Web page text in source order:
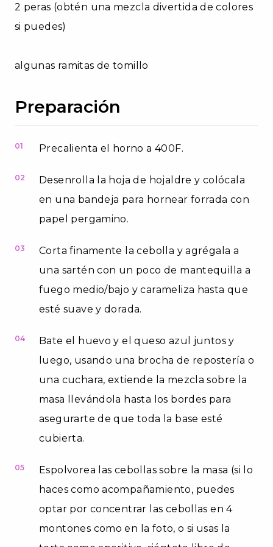
2 peras (obtén una mezcla divertida de colores
si puedes)
algunas ramitas de tomillo
Preparación
01 Precalienta el horno a 400F.
02
Desenrolla la hoja de hojaldre y colócala
en una bandeja para hornear forrada con
papel pergamino.
03
Corta finamente la cebolla y agrégala a
una sartén con un poco de mantequilla a
fuego medio/bajo y carameliza hasta que
esté suave y dorada.
04
Bate el huevo y el queso azul juntos y
luego, usando una brocha de repostería o
una cuchara, extiende la mezcla sobre la
masa llevándola hasta los bordes para
asegurarte de que toda la base esté
cubierta.
05
Espolvorea las cebollas sobre la masa (si lo
haces como acompañamiento, puedes
optar por concentrar las cebollas en 4
montones como en la foto, o si usas la